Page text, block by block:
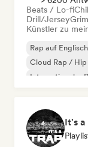
Beats / Lo-fi
Drill/Jersey
Künstler zu
Rap auf Englisch
Cloud Rap /
Internationaler